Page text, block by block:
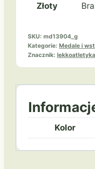
Złoty
SKU: md13904_g
Kategorie: Medale i
Znacznik: lekkoatletyka
Kolor